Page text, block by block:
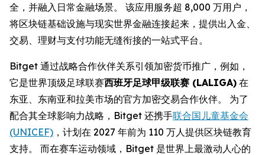
全，并融入日常金融场景。 该应用服务超 8,000 万用户，
将区块链基础设施与现实世界金融连接起来，提供出入金、
交易、理财与支付功能无缝衔接的一站式平台。
Bitget 通过战略合作伙伴关系引领加密货币推广，例如，
它是世界顶级足球联赛西班牙足球甲级联赛 (LALIGA) 在
东亚、东南亚和拉美市场的官方加密交易合作伙伴。 为了
配合其全球影响力战略，Bitget 还携手联合国儿童基金会
(UNICEF) ，计划在 2027 年前为 110 万人提供区块链教育
支持。 而在赛车运动领域，Bitget 是世界上最激动人心的